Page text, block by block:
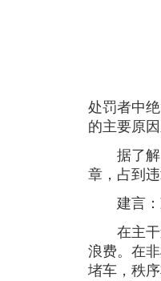
处罚者中
的主要原因
据了解，
章，占到违
建言：
在主干道
浪费。在
堵车，秩